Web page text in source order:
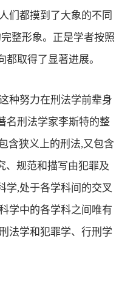
们都摸到了大象的不同
整形象。正是学者按照
取得了显著进展。
种努力在刑法学前辈身
名刑法学家李斯特的整
含狭义上的刑法,又包含
、规范和描写由犯罪及
学,处于各学科间的交叉
学中的各学科之间唯有
法学和犯罪学、行刑学